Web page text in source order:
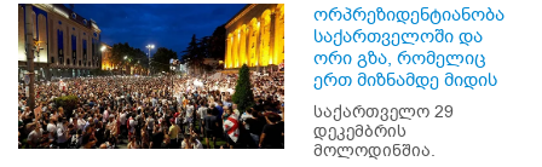
ორპრეზიდენტიანობა
საქართველოში და
ორი გზა, რომელიც
ერთ მიზნამდე მიდის
საქართველო 29
დეკემბრის
მოლოდინშია.